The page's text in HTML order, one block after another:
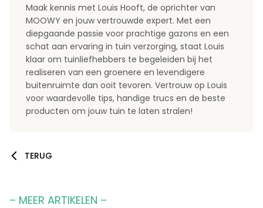
Maak kennis met Louis Hooft, de oprichter van
MOOWY en jouw vertrouwde expert. Met een
diepgaande passie voor prachtige gazons en een
schat aan ervaring in tuin verzorging, staat Louis
klaar om tuinliefhebbers te begeleiden bij het
realiseren van een groenere en levendigere
buitenruimte dan ooit tevoren. Vertrouw op Louis
voor waardevolle tips, handige trucs en de beste
producten om jouw tuin te laten stralen!
TERUG
– MEER ARTIKELEN –